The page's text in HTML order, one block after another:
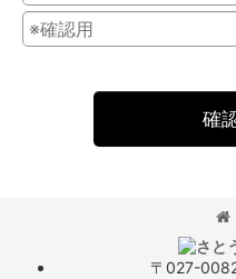
確
〒027-